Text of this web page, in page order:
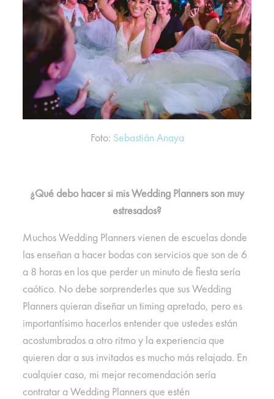
Foto: Sebastián Anaya
¿Qué debo hacer si mis Wedding Planners son muy
estresados?
Muchos Wedding Planners vienen de escuelas donde
las enseñan a hacer bodas con servicios que son de 6
a 8 horas en los que perder un minuto de fiesta sería
caótico. No debe sorprenderles que sus Wedding
Planners quieran diseñar un timing apretado, pero es
importantísimo hacerlos entender que ustedes están
acostumbrados a otro ritmo y la experiencia que
quieren dar a sus invitados es mucho más relajada. En
cualquier caso, mi mejor recomendación sería
contratar a Wedding Planners que estén